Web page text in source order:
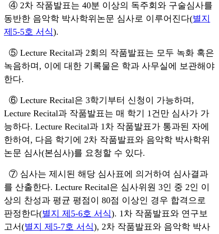
④ 2차 작품발표는 40분 이상의 독주회와 구술심사를
동반한 음악학 박사학위논문 심사로 이루어진다(별지
제 5-5호 서식).
⑤ Lecture Recital과 2회의 작품발표는 모두 녹화 혹은
녹음하며 , 이에 대한 기록물은 학과 사무실에 보관해야
한다.
⑥ Lecture Recital은 3학기부터 신청이 가능하며 ,
Lecture Recital과 작품발표는 매 학기 1건만 심사가 가
능하다. Lecture Recital과 1차 작품발표가 통과된 자에
한하여 , 다음 학기에 2차 작품발표와 음악학 박사학위
논문 심사(본심사)를 요청할 수 있다.
⑦ 심사는 제시된 해당 심사표에 의거하여 심사결과
를 산출한다. Lecture Recital은 심사위원 3인 중 2인 이
상의 찬성과 평균 평점이 80점 이상인 경우 합격으로
판정한다(별지 제 5-6호 서식). 1차 작품발표와 연구보
고서 (별지 제 5-7호 서식), 2차 작품발표와 음악학 박사